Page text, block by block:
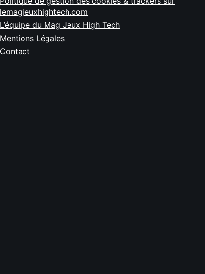
lemagjeuxhightech.com
L’équipe du Mag Jeux High Tech
Mentions Légales
Contact